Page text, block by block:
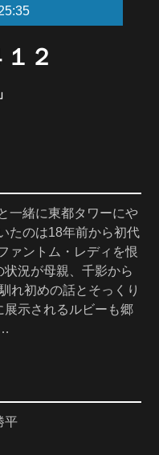
２
一緒に東都タワーにや
たのは18年前から初代
ァントム・レディを恨
況が母親、千影から
れ初めの話とそっくり
展示されるルビーも郷
平